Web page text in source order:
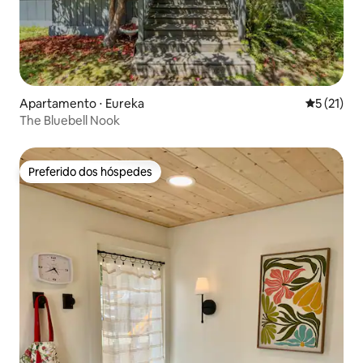
Apartamento ⋅ Eureka 5 de uma
5 (21)
The Bluebell Nook
Preferido dos hóspedes
Preferido dos hóspedes